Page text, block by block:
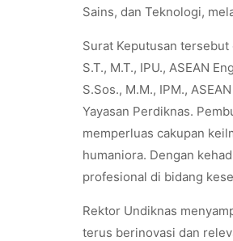
Sains, dan Teknologi,
Surat Keputusan tersebut
S.T., M.T., IPU., ASEAN
S.Sos., M.M., IPM.,
Yayasan Perdiknas.
memperluas cakupan
humaniora. Dengan
profesional di bidang
Rektor Undiknas
terus berinovasi dan